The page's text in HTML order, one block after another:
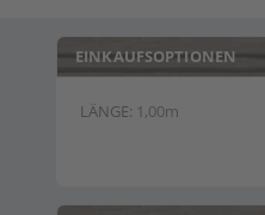
EINKAUFSOPTIONEN
LÄNGE 1,00m